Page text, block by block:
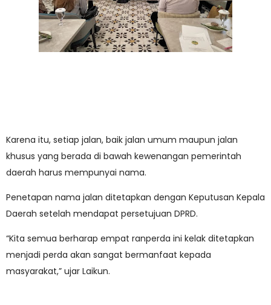
Karena itu, setiap jalan, baik jalan umum maupun jalan
khusus yang berada di bawah kewenangan pemerintah
daerah harus mempunyai nama.
Penetapan nama jalan ditetapkan dengan Keputusan Kepala
Daerah setelah mendapat persetujuan DPRD.
“Kita semua berharap empat ranperda ini kelak ditetapkan
menjadi perda akan sangat bermanfaat kepada
masyarakat,” ujar Laikun.